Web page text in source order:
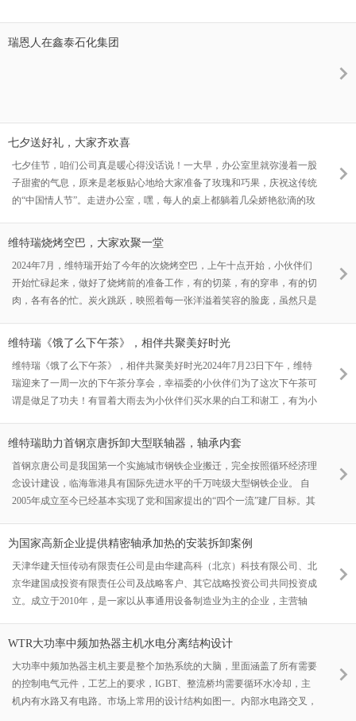
瑞恩人在鑫泰石化集团
七夕送好礼，大家齐欢喜
七夕佳节，咱们公司真是暖心得没话说！一大早，办公室里就弥漫着一股
子甜蜜的气息，原来是老板贴心地给大家准备了玫瑰和巧果，庆祝这传统
的“中国情人节”。走进办公室，嘿，每人的桌上都躺着几朵娇艳欲滴的玫
喜，脸上都笑开了花，有的还拿起手机自拍，说是要发个朋友圈晒晒“公
酥脆的声音听着就让人直咽口水。咬上一口，甜而不腻，满口都是儿时的
记忆和节日的温馨。大家
维特瑞烧烤空巴，大家欢聚一堂
2024年7月，维特瑞开始了今年的次烧烤空巴，上午十点开始，小伙伴们
开始忙碌起来，做好了烧烤前的准备工作，有的切菜，有的穿串，有的切
肉，各有各的忙。炭火跳跃，映照着每一张洋溢着笑容的脸庞，虽然只是
情，这不仅仅是一次简单的空巴，更是彼此心灵的一次连结。烧烤开始，
热，大家一起举杯相庆，诉说着工作之间的乐趣，朋友之间的话题随着逐
渐结束，匹恩烧烤空巴更显迷人。大家再次举杯共饮，为这美好的相聚干
杯，
维特瑞《饿了么下午茶》，相伴共聚美好时光
维特瑞《饿了么下午茶》，相伴共聚美好时光2024年7月23日下午，维特
瑞迎来了一周一次的下午茶分享会，幸福委的小伙伴们为了这次下午茶可
谓是做足了功夫！有冒着大雨去为小伙伴们买水果的白工和谢工，有为小
大家精心准备的礼物，随着时间一到，各位小伙伴们都陆续入场了。此次
管，一位小伙伴生日，可谓是热闹的很。在品尝美味的同时，大家也不忘
分享工作中的经验和心得。老员工们热情地给予新同事建议和指导，新同
事
维特瑞助力首钢京唐拆卸大型联轴器，轴承内套
首钢京唐公司是我国第一个实施城市钢铁企业搬迁，完全按照循环经济理
念设计建设，临海靠港具有国际先进水平的千万吨级大型钢铁企业。 自
2005年成立至今已经基本实现了党和国家提出的“四个一流”建厂目标。其
车板、镀锡板等产品服务于众多的国内外汽车行业、视频行业、电子行
实施城市钢铁企业搬迁，完全按照循环经济理念设计建设，临海靠港具有
国际先进水平的千万吨级大型钢铁企业。 自2005年成立至今已经基本实
现了党和国家提出的“四个一流”建厂目标。其产品服务于北京冬奥会、北
京大兴机场、雄安新区等国家重点工程。其汽车板、镀锡板等产品服务于
众多的国内外汽车行业、视频行业、电子行业。品牌价值在国内钢铁企业
为国家高新企业提供精密轴承加热的安装拆卸案例
天津华建天恒传动有限责任公司是由华建高科（北京）科技有限公司、北
京华建国成投资有限责任公司及战略客户、其它战略投资公司共同投资成
立。成立于2010年，是一家以从事通用设备制造业为主的企业，主营轴
WTR大功率中频加热器主机水电分离结构设计
大功率中频加热器主机主要是整个加热系统的大脑，里面涵盖了所有需要
的控制电气元件，工艺上的要求，IGBT、整流桥均需要循环水冷却，主
机内有水路又有电路。市场上常用的设计结构如图一。内部水电路交叉，